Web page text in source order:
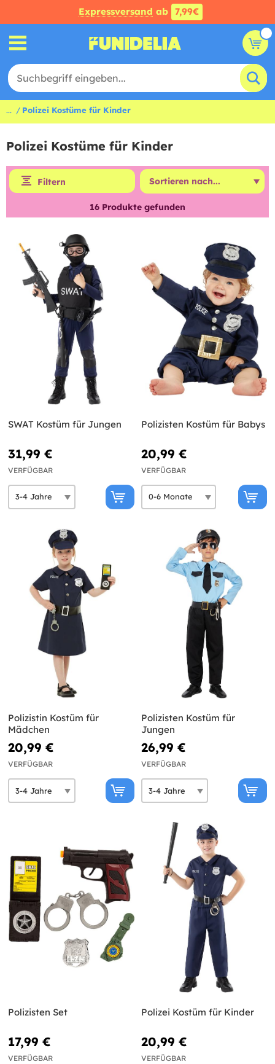
Expressversand ab 7,99€
... Polizei Kostüme für Kinder
Polizei Kostüme für Kinder
Filtern
16 Produkte gefunden
SWAT Kostüm für Jungen
31,99 €
VERFÜGBAR
Polizisten Kostüm für Babys
20,99 €
VERFÜGBAR
Polizistin Kostüm für
Mädchen
20,99 €
VERFÜGBAR
Polizisten Kostüm für
Jungen
26,99 €
VERFÜGBAR
Polizisten Set
17,99 €
VERFÜGBAR
Polizei Kostüm für Kinder
20,99 €
VERFÜGBAR